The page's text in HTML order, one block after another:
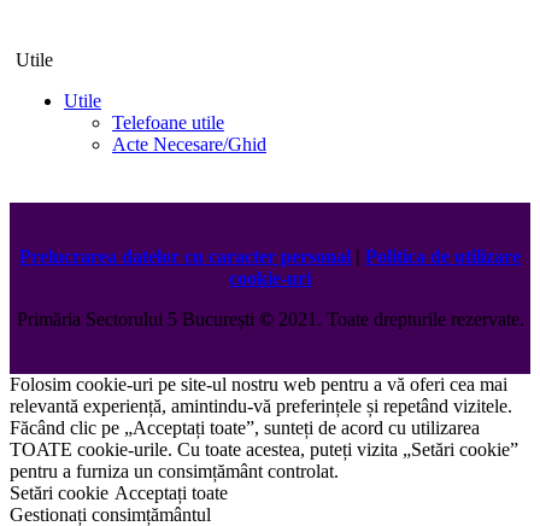
Utile
Utile
Telefoane utile
Acte Necesare/Ghid
Prelucrarea datelor cu caracter personal | Politica de utilizare
cookie-uri
Primăria Sectorului 5 București ©️2021. Toate drepturile rezervate.
Folosim cookie-uri pe site-ul nostru web pentru a vă oferi cea mai
relevantă experiență, amintindu-vă preferințele și repetând vizitele.
Făcând clic pe „Acceptați toate”, sunteți de acord cu utilizarea
TOATE cookie-urile. Cu toate acestea, puteți vizita „Setări cookie”
pentru a furniza un consimțământ controlat.
Setări cookie Acceptați toate
Gestionați consimțământul